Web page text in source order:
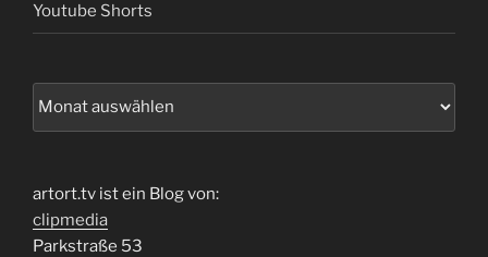
Youtube Shorts
artort.tv ist ein Blog von:
clipmedia
Parkstraße 53